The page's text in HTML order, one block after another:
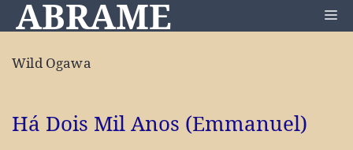
Pular
para
conteúdo
ABRAME
Wild Ogawa
Há Dois Mil Anos (Emmanuel)